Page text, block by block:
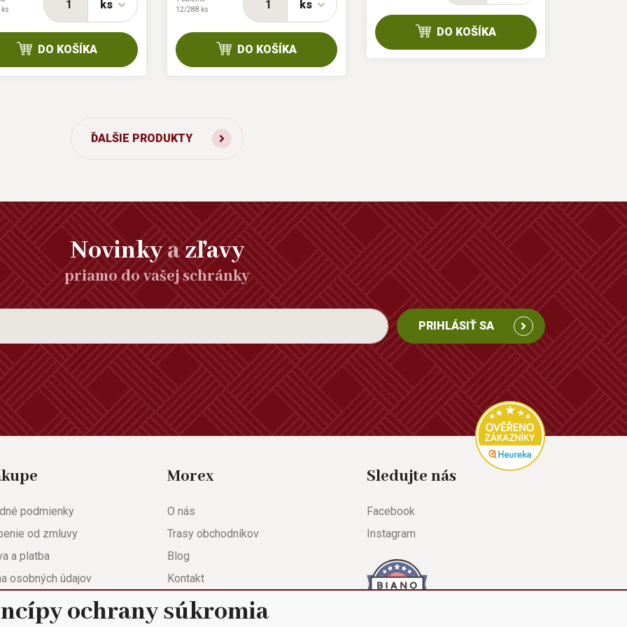
ks
DO KOŠÍKA
ks
12/288 ks
DO KOŠÍKA
DO KOŠÍKA
ĎALŠIE PRODUKTY
Novinkyazľavy
priamo do vašej schránky
PRIHLÁSIŤ SA
podmienky
od zmluvy
a platba
osobných údajov
list
Morex
O nás
Trasy obchodníkov
Blog
Kontakt
Nastavenie súkromia
Sledujte nás
Facebook
Instagram
ochrany súkromia